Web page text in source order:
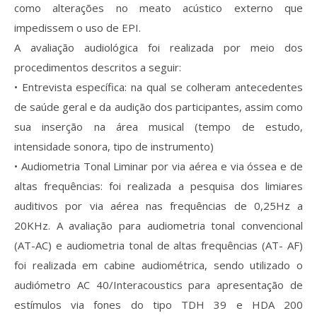
como alterações no meato acústico externo que
impedissem o uso de EPI.
A avaliação audiológica foi realizada por meio dos
procedimentos descritos a seguir:
• Entrevista específica: na qual se colheram antecedentes
de saúde geral e da audição dos participantes, assim como
sua inserção na área musical (tempo de estudo,
intensidade sonora, tipo de instrumento)
• Audiometria Tonal Liminar por via aérea e via óssea e de
altas frequências: foi realizada a pesquisa dos limiares
auditivos por via aérea nas frequências de 0,25Hz a
20KHz. A avaliação para audiometria tonal convencional
(AT-AC) e audiometria tonal de altas frequências (AT- AF)
foi realizada em cabine audiométrica, sendo utilizado o
audiómetro AC 40/Interacoustics para apresentação de
estímulos via fones do tipo TDH 39 e HDA 200